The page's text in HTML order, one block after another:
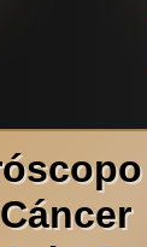
Cáncer